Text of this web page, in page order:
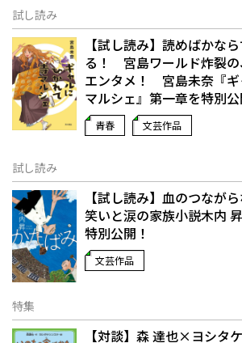
試し読み
【試し読み】読めばかな
る！ 宮島ワールド炸裂の
エンタメ！ 宮島未奈『ギ
マルシェ』第一章を特別公
青春 文芸作品
試し読み
【試し読み】血のつなが
笑いと涙の家族小説――木内
特別公開！
文芸作品
特集
【対談】森 達也×ヨシタ